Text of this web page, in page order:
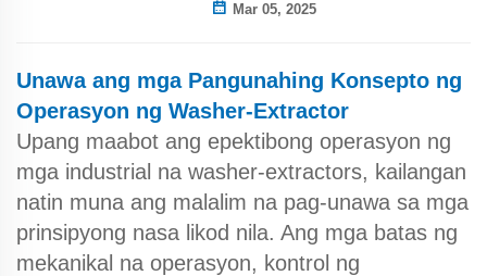
Mar 05, 2025
Unawa ang mga Pangunahing Konsepto ng
Operasyon ng Washer-Extractor
Upang maabot ang epektibong operasyon ng
mga industrial na washer-extractors, kailangan
natin muna ang malalim na pag-unawa sa mga
prinsipyong nasa likod nila. Ang mga batas ng
mekanikal na operasyon, kontrol ng